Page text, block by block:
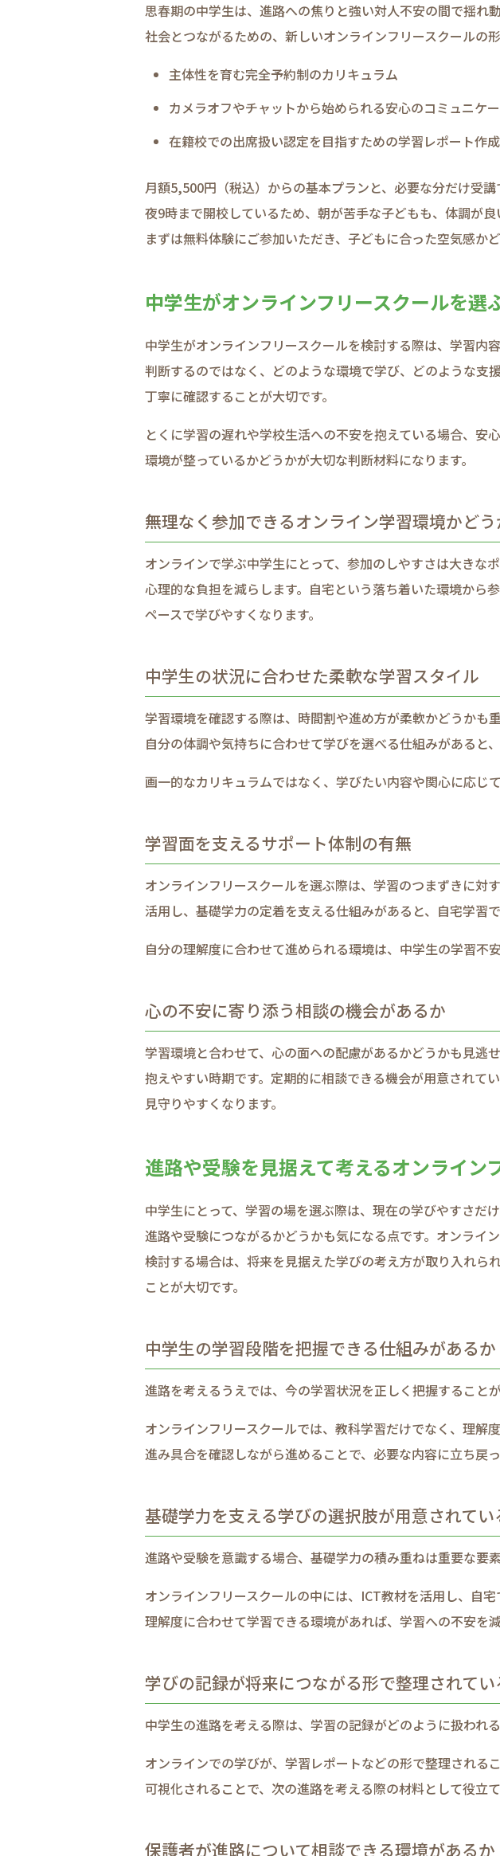
思春期の​中学生は、​進路への​焦りと​強い​対人不安の​間で​揺れ
社会と​つながる​ための、​新しい​オンラインフリースクールの​形
主体性を​育む完全予​約制の​カリキュラム
カメラオフや​チャットから​始められる​安心の​コミュニケ
在籍校での​出席扱い​認定を​目指すための​学習レポート作成
月額5,500円​（税込）からの​基本プランと、​必要な​分だけ受
夜​9時まで​開校している​ため、​朝が​苦手な​子どもも、​体調が​良
まずは​無料体験に​ご参加いただき、​子どもに​合った​空気感か​
中学生が​オンラインフリースクールを​
中学生が​オンラインフリースクールを​検討する​際は、​学習内
判断するのではなく、​どのような​環境で​学び、​どのような​支
丁寧に​確認する​ことが​大切です。​
とくに​学習の​遅れや​学校生活への​不安を​抱えている​場合、​安
環境が​整っているか​どうかが​大切な​判断材料に​なります。​
無理なく​参加できる​オンライン学習環境か​どう
オンラインで​学ぶ中​学生に​とって、​参加の​しやすさは​大きな​
心理的な​負担を​減らします。​自宅と​いう​落ち着いた​環境から​
ペースで​学びやすくなります。​
中学生の​状況に​合わせた​柔軟な​学習スタイル
学習環境を​確認する​際は、​時間割や​進め方が​柔軟か​どうかも​
自分の​体調や​気持ちに​合わせて​学びを​選べる​仕組みが​あると
画一的な​カリキュラムではなく、​学びたい​内容や​関心に​応じ
学習面を​支える​サポート体制の​有無
オンラインフリースクールを​選ぶ際は、​学習の​つまずきに​対
活用し、​基礎学力の​定着を​支える​仕組みが​あると、​自宅学習
自分の​理解度に​合わせて​進められる​環境は、​中学生の​学習不
心の​不安に​寄り添う​相談の​機会が​あるか
学習環境と​合わせて、​心の​面への​配慮が​あるか​どうかも​見逃
抱えやすい​時期です。​定期的に​相談できる​機会が​用意されて
見守りやすくなります。​
進路や​受験を​見据えて​考える​オンライン
中学生に​とって、​学習の​場を​選ぶ際は、​現在の​学びやすさだ
進路や​受験に​つながるかどうかも​気に​なる点です。​オンライ
検討する​場合は、​将来を​見据えた​学びの​考え方が​取り入れら
ことが​大切です。​
中学生の​学習段階を​把握できる​仕組みが​あるか
進路を​考えるうえでは、​今の​学習状況を​正しく​把握する​こと
オンラインフリースクールでは、​教科学習だけでなく、​理解
進み具合を​確認しながら​進める​ことで、​必要な​内容に​立ち戻
基礎学力を​支える​学びの​選択肢が​用意されてい
進路や​受験を​意識する​場合、​基礎学力の​積み重ねは​重要な​要素
オンラインフリースクールの​中には、​ICT教材を​活用し、​自
理解度に​合わせて​学習できる​環境が​あれば、​学習への​不安を​
学びの​記録が​将来に​つながる形で​整理されてい
中学生の​進路を​考える​際は、​学習の​記録が​どのように​扱われ
オンラインでの​学びが、​学習レポートなどの​形で​整理される​
可視化される​ことで、​次の​進路を​考える​際の​材料と​して​役立て
保護者が​進路に​ついて​相談できる​環境が​あるか